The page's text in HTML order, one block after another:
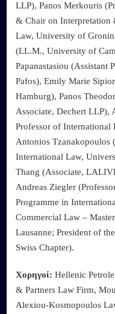
LLP), Panos Merkouris
& Chair on Interpretation
Law, University of
(LL.M., University of
Papanastasiou (Assistant
Pafos), Emily Marie
Hamburg), Panos
Associate, Dechert LLP),
Professor of
Antonios Tzanakopoulos
International Law,
Thang (Associate,
Andreas Ziegler
Programme in
Commercial Law –
Lausanne; President of
Swiss Chapter).
Χορηγοί: Hellenic
& Partners Law Firm,
Alexiou-Kosmopoulos